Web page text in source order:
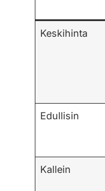
Keskihinta
Edullisin
Kallein